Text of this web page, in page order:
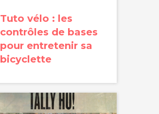
Tuto vélo : les
contrôles de bases
pour entretenir sa
bicyclette